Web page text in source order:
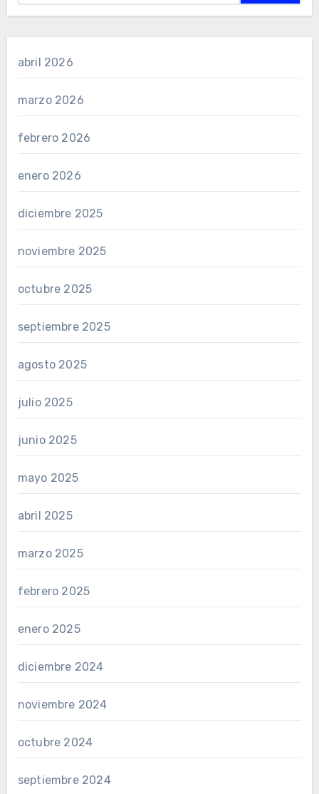
abril 2026
marzo 2026
febrero 2026
enero 2026
diciembre 2025
noviembre 2025
octubre 2025
septiembre 2025
agosto 2025
julio 2025
junio 2025
mayo 2025
abril 2025
marzo 2025
febrero 2025
enero 2025
diciembre 2024
noviembre 2024
octubre 2024
septiembre 2024